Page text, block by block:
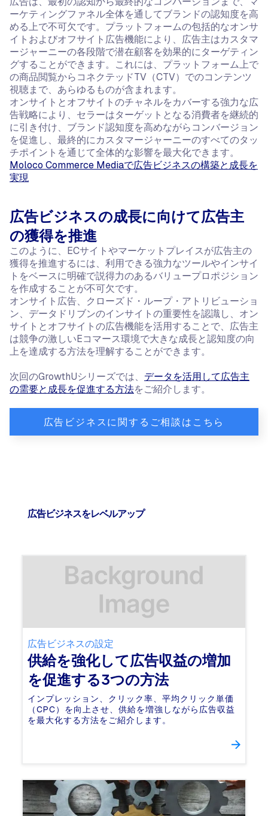
ーケティングファネル全体を通してブランドの認知度を高
める上で不可欠です。プラットフォームの包括的なオンサ
イトおよびオフサイト広告機能により、広告主はカスタマ
ージャーニーの各段階で潜在顧客を効果的にターゲティン
グすることができます。これには、プラットフォーム上で
の商品閲覧からコネクテッドTV（CTV）でのコンテンツ
視聴まで、あらゆるものが含まれます。
オンサイトとオフサイトのチャネルをカバーする強力な広
告戦略により、セラーはターゲットとなる消費者を継続的
に引き付け、ブランド認知度を高めながらコンバージョン
を促進し、最終的にカスタマージャーニーのすべてのタッ
チポイントを通じて全体的な影響を最大化できます。
Moloco Commerce Mediaで広告ビジネスの構築と成長を
実現
広告ビジネスの成長に向けて広告主
の獲得を推進
このように、ECサイトやマーケットプレイスが広告主の
獲得を推進するには、利用できる強力なツールやインサイ
トをベースに明確で説得力のあるバリュープロポジション
を作成することが不可欠です。
オンサイト広告、クローズド・ループ・アトリビューショ
ン、データドリブンのインサイトの重要性を認識し、オン
サイトとオフサイトの広告機能を活用することで、広告主
は競争の激しいEコマース環境で大きな成長と認知度の向
上を達成する方法を理解することができます。
次回のGrowthUシリーズでは、 データを活用して広告主
の需要と成長を促進する方法をご紹介します。
広告ビジネスに関するご相談はこちら
広告ビジネスをレベルアップ
広告ビジネスの設定
供給を強化して広告収益の増加
を促進する3つの方法
インプレッション、クリック率、平均クリック単価
（CPC）を向上させ、供給を増強しながら広告収益
を最大化する方法をご紹介します。